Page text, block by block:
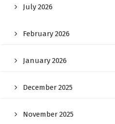
July 2026
February 2026
January 2026
December 2025
November 2025